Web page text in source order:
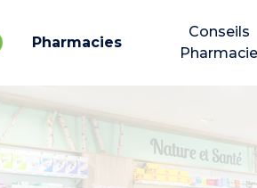
Pharmacies
Conseils
Pharmacie